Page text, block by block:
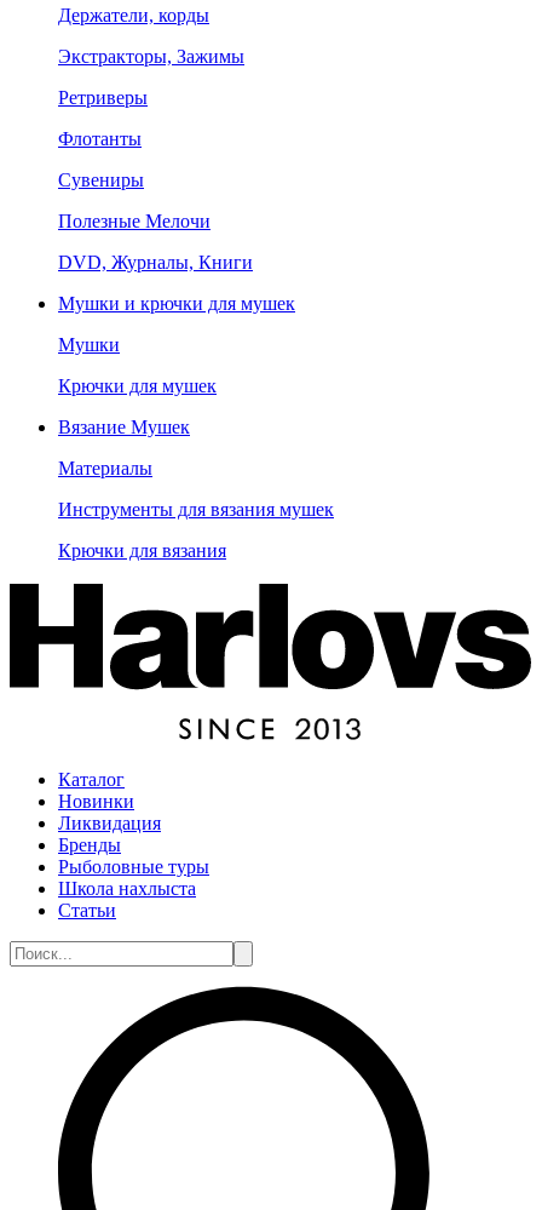
Держатели, корды
Экстракторы, Зажимы
Ретриверы
Флотанты
Сувениры
Полезные Мелочи
DVD, Журналы, Книги
Мушки и крючки для мушек
Мушки
Крючки для мушек
Вязание Мушек
Материалы
Инструменты для вязания мушек
Крючки для вязания
Каталог
Новинки
Ликвидация
Бренды
Рыболовные туры
Школа нахлыста
Статьи